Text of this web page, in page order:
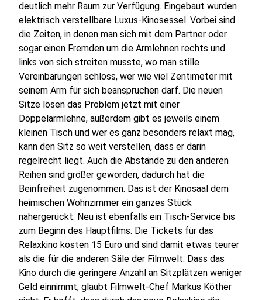
deutlich mehr Raum zur Verfügung. Eingebaut wurden
elektrisch verstellbare Luxus-Kinosessel. Vorbei sind
die Zeiten, in denen man sich mit dem Partner oder
sogar einen Fremden um die Armlehnen rechts und
links von sich streiten musste, wo man stille
Vereinbarungen schloss, wer wie viel Zentimeter mit
seinem Arm für sich beanspruchen darf. Die neuen
Sitze lösen das Problem jetzt mit einer
Doppelarmlehne, außerdem gibt es jeweils einem
kleinen Tisch und wer es ganz besonders relaxt mag,
kann den Sitz so weit verstellen, dass er darin
regelrecht liegt. Auch die Abstände zu den anderen
Reihen sind größer geworden, dadurch hat die
Beinfreiheit zugenommen. Das ist der Kinosaal dem
heimischen Wohnzimmer ein ganzes Stück
nähergerückt. Neu ist ebenfalls ein Tisch-Service bis
zum Beginn des Hauptfilms. Die Tickets für das
Relaxkino kosten 15 Euro und sind damit etwas teurer
als die für die anderen Säle der Filmwelt. Dass das
Kino durch die geringere Anzahl an Sitzplätzen weniger
Geld einnimmt, glaubt Filmwelt-Chef Markus Köther